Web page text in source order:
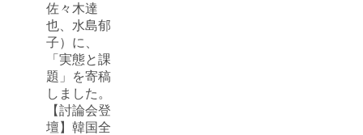
佐々木達
也、水島郁
子）に、
「実態と課
題」を寄稿
しました。
【討論会登
壇】韓国全